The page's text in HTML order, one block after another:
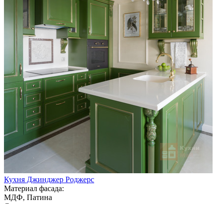
Кухня Джинджер Роджерс
Материал фасада:
МДФ, Патина